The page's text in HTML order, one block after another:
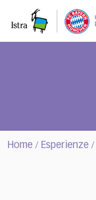
note:
Home / Esperienze /